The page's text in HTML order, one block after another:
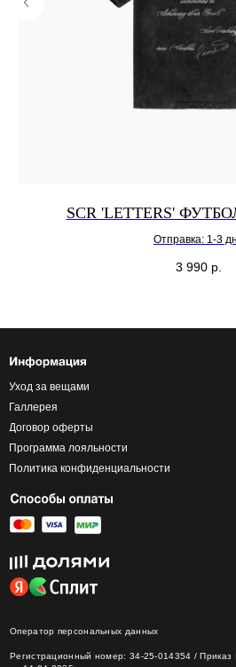
SCR 'LETTERS'
Отправка: 1-3
3 990 р.
Оператор персональных данных
Регистрационный номер: 34-25-014354 /
Программа лояльности
Политика конфиденциальности
Договор оферты
Галлерея
Уход за вещами